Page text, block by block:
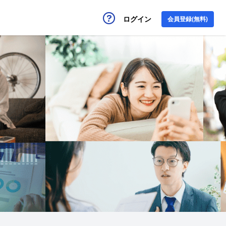
ログイン 会員登録(無料)